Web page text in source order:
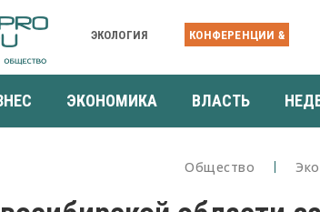
ЭКОЛОГИЯ КОНФЕРЕНЦИИ &
ЭКОНОМИКА ВЛАСТЬ
Общество